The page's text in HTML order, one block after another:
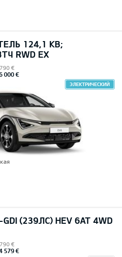
124,1 КВ;
RWD EX
€
000 €
ЭЛЕКТРИЧЕСКИЙ
GDI (239ЛС) HEV 6AT 4WD
€
579 €